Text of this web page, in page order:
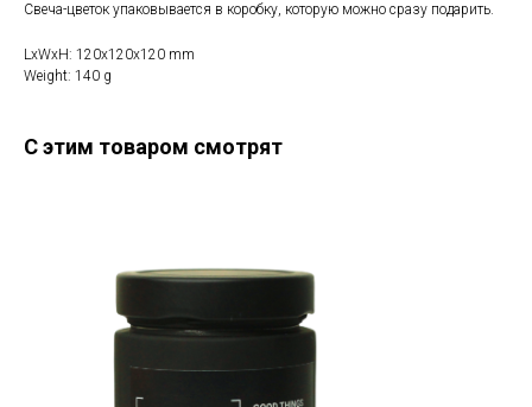
Свеча-цветок упаковывается в коробку, которую можно сразу подарить.
LxWxH: 120x120x120 mm
Weight: 140 g
С этим товаром смотрят